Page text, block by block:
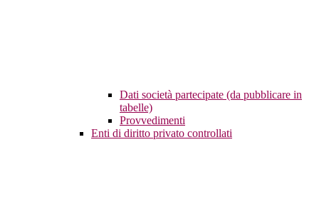
Dati società partecipate (da pubblicare in
tabelle)
Provvedimenti
Enti di diritto privato controllati